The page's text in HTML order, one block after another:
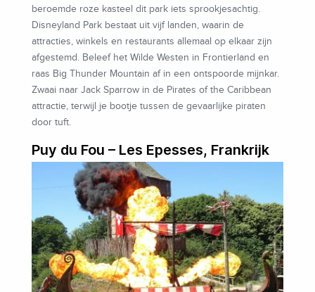
beroemde roze kasteel dit park iets sprookjesachtig.
Disneyland Park bestaat uit vijf landen, waarin de
attracties, winkels en restaurants allemaal op elkaar zijn
afgestemd. Beleef het Wilde Westen in Frontierland en
raas Big Thunder Mountain af in een ontspoorde mijnkar.
Zwaai naar Jack Sparrow in de Pirates of the Caribbean
attractie, terwijl je bootje tussen de gevaarlijke piraten
door tuft.
Puy du Fou – Les Epesses, Frankrijk